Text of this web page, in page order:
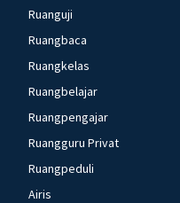
Ruanguji
Ruangbaca
Ruangkelas
Ruangbelajar
Ruangpengajar
Ruangguru Privat
Ruangpeduli
Airis